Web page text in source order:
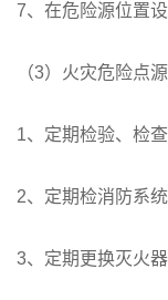
7、在危险源位置
（3）火灾危险点
1、定期检验、检
2、定期检消防系
3、定期更换灭火器